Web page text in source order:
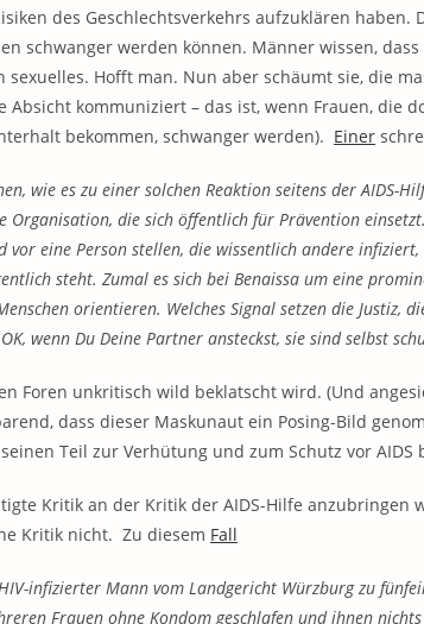
des Geschlechtsverkehrs aufzuklären haben.
schwanger werden können. Männer wissen,
sexuelles. Hofft man. Nun aber schäumt sie, die
Absicht kommuniziert – das ist, wenn Frauen, die
bekommen, schwanger werden). Einer
wie es zu einer solchen Reaktion seitens der AIDS-
Organisation, die sich öffentlich für Prävention
vor eine Person stellen, die wissentlich andere infiziert,
steht. Zumal es sich bei Benaissa um eine
orientieren. Welches Signal setzen die Justiz,
wenn Du Deine Partner ansteckst, sie sind selbst
Foren unkritisch wild beklatscht wird. (Und
dass dieser Maskunaut ein Posing-Bild
Teil zur Verhütung und zum Schutz vor AIDS
Kritik an der Kritik der AIDS-Hilfe anzubringen
Kritik nicht. Zu diesem Fall
infizierter Mann vom Landgericht Würzburg zu
Frauen ohne Kondom geschlafen und ihnen